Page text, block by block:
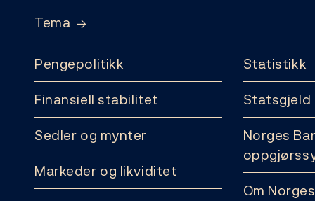
Tema
Pengepolitikk
Finansiell stabilitet
Sedler og mynter
Markeder og likviditet
Statistikk
Statsgjeld
Norges
Om